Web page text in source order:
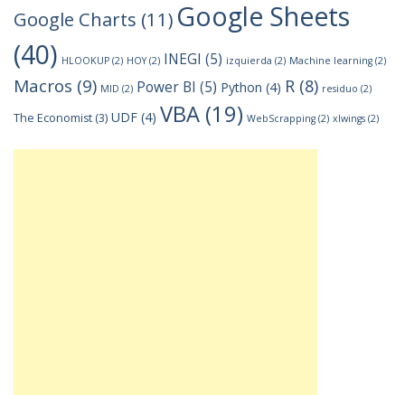
Google Charts (11) Google Sheets
(40) HLOOKUP (2) HOY(2) INEGI (5) izquierda (2) Machine learning (2)
Macros (9) MID (2) Power BI (5) Python (4) R (8) residuo (2)
The Economist (3) UDF (4) VBA (19) WebScrapping (2) xlwings (2)